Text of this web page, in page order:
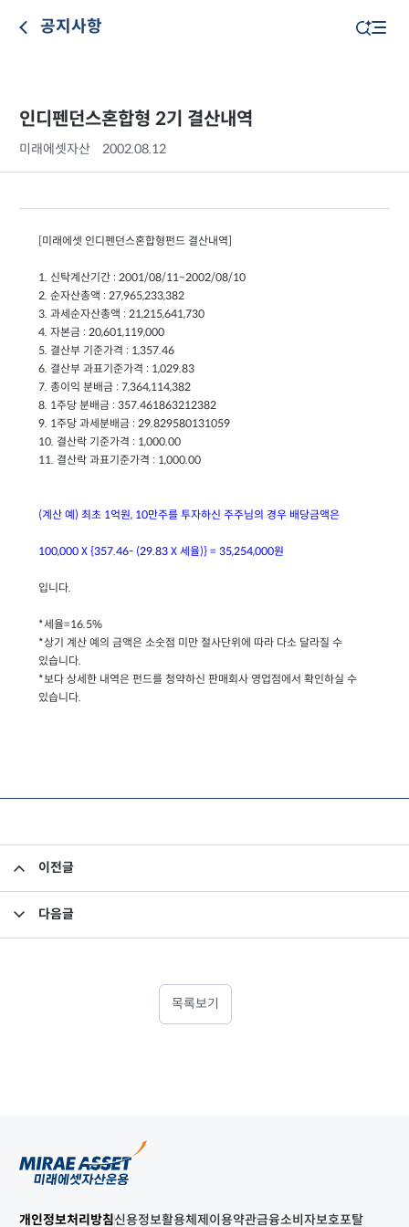
공지사항
인디펜던스혼합형 2기 결산내역
미래에셋자산 2002.08.12
[미래에셋 인디펜던스혼합형펀드 결산내역]
1. 신탁계산기간 : 2001/08/11~2002/08/10
2. 순자산총액 : 27,965,233,382
3. 과세순자산총액 : 21,215,641,730
4. 자본금 : 20,601,119,000
5. 결산부 기준가격 : 1,357.46
6. 결산부 과표기준가격 : 1,029.83
7. 총이익 분배금 : 7,364,114,382
8. 1주당 분배금 : 357.461863212382
9. 1주당 과세분배금 : 29.829580131059
10. 결산락 기준가격 : 1,000.00
11. 결산락 과표기준가격 : 1,000.00
(계산 예) 최초 1억원, 10만주를 투자하신 주주님의 경우 배당금액은
100,000 X {357.46- (29.83 X 세율)} = 35,254,000원
입니다.
*세율=16.5%
*상기 계산 예의 금액은 소숫점 미만 절사단위에 따라 다소 달라질 수
있습니다.
*보다 상세한 내역은 펀드를 청약하신 판매회사 영업점에서 확인하실 수
있습니다.
이전글
다음글
목록보기
개인정보처리방침신용정보활용체제 이용약관금융소비자보호포탈